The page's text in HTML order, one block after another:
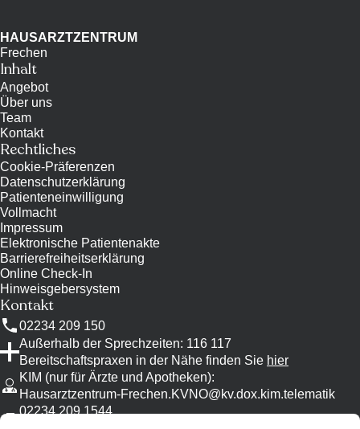
HAUSARZTZENTRUM
Frechen
Inhalt
Angebot
Über uns
Team
Kontakt
Rechtliches
Cookie-Präferenzen
Datenschutzerklärung
Patienteneinwilligung
Vollmacht
Impressum
Elektronische Patientenakte
Barrierefreiheitserklärung
Online Check-In
Hinweisgebersystem
Kontakt
02234 209 150
Außerhalb der Sprechzeiten: 116 117
Bereitschaftspraxen in der Nähe finden Sie hier
KIM (nur für Ärzte und Apotheken):
Hausarztzentrum-Frechen.KVNO@kv.dox.kim.telematik
02234 209 1544